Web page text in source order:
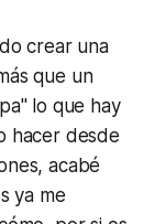
crear una
que un
lo que hay
hacer desde
acabé
ya me